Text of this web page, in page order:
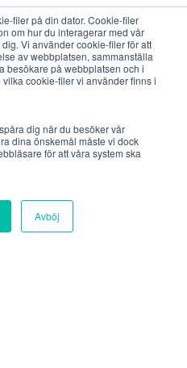
filer på din dator. Cookie-filer
om hur du interagerar med vår
Vi använder cookie-filer för att
av webbplatsen, sammanställa
besökare på webbplatsen och i
cookie-filer vi använder finns i
dig när du besöker vår
dina önskemål måste vi dock
för att våra system ska
Avböj
key
b
o
a
r